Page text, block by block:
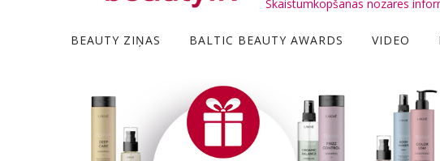
Skaistumkopšanas nozares
BEAUTY ZIŅAS BALTIC BEAUTY AWARDS VIDEO